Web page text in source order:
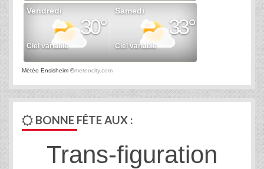
Météo Ensisheim ©meteocity.com
BONNE FÊTE AUX :
Trans-figuration